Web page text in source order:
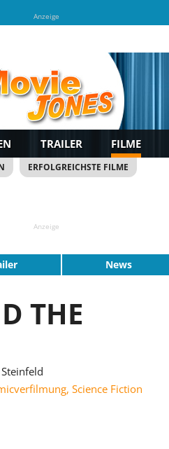
Anzeige
TRAILER FILME
ERFOLGREICHSTE FILME
Anzeige
News
THE
, Science Fiction